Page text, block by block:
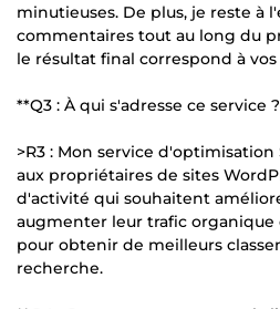
minutieuses. De plus, je reste à
commentaires tout au long du
le résultat final correspond à
**Q3 : À qui s'adresse ce service
>R3 : Mon service d'optimisation
aux propriétaires de sites
d'activité qui souhaitent
augmenter leur trafic
pour obtenir de meilleurs
recherche.